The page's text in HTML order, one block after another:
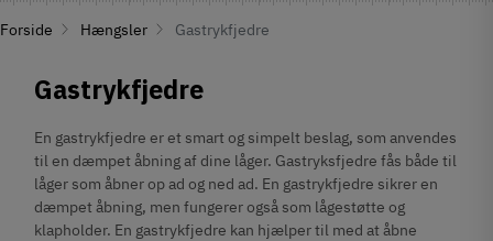
Forside Hængsler Gastrykfjedre
Gastrykfjedre
En gastrykfjedre er et smart og simpelt beslag, som anvendes
til en dæmpet åbning af dine låger. Gastryksfjedre fås både til
låger som åbner op ad og ned ad. En gastrykfjedre sikrer en
dæmpet åbning, men fungerer også som lågestøtte og
klapholder. En gastrykfjedre kan hjælper til med at åbne